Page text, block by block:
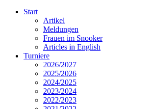
Start
Artikel
Meldungen
Frauen im Snooker
Articles in English
Turniere
2026/2027
2025/2026
2024/2025
2023/2024
2022/2023